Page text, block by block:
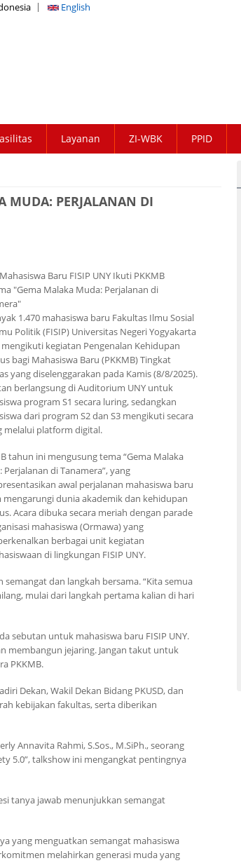
English
Layanan ZI-WBK PPID
MUDA: PERJALANAN DI
Baru FISIP UNY Ikuti PKKMB
"Gema Malaka Muda: Perjalanan di
1.470 mahasiswa baru Fakultas Ilmu Sosial
Politik (FISIP) Universitas Negeri Yogyakarta
mengikuti kegiatan Pengenalan Kehidupan
bagi Mahasiswa Baru (PKKMB) Tingkat
yang diselenggarakan pada Kamis (8/8/2025).
berlangsung di Auditorium UNY untuk
program S1 secara luring, sedangkan
dari program S2 dan S3 mengikuti secara
melalui platform digital.
tahun ini mengusung tema “Gema Malaka
Perjalanan di Tanamera”, yang
awal perjalanan mahasiswa baru
mengarungi dunia akademik dan kehidupan
Acara dibuka secara meriah dengan parade
mahasiswa (Ormawa) yang
berbagai unit kegiatan
di lingkungan FISIP UNY.
dan langkah bersama. “Kita semua
mulai dari langkah pertama kalian di hari
sebutan untuk mahasiswa baru FISIP UNY.
membangun jejaring. Jangan takut untuk
PKKMB.
Dekan, Wakil Dekan Bidang PKUSD, dan
kebijakan fakultas, serta diberikan
Annavita Rahmi, S.Sos., M.SiPh., seorang
5.0”, talkshow ini mengangkat pentingnya
tanya jawab menunjukkan semangat
yang menguatkan semangat mahasiswa
melahirkan generasi muda yang